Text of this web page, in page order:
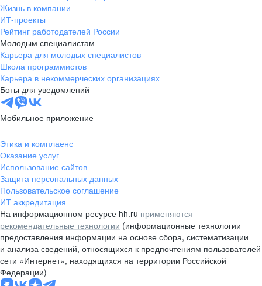
Жизнь в компании
ИТ-проекты
Рейтинг работодателей России
Молодым специалистам
Карьера для молодых специалистов
Школа программистов
Карьера в некоммерческих организациях
Боты для уведомлений
Мобильное приложение
Этика и комплаенс
Оказание услуг
Использование сайтов
Защита персональных данных
Пользовательское соглашение
ИТ аккредитация
На информационном ресурсе hh.ru применяются
рекомендательные технологии (информационные технологии
предоставления информации на основе сбора, систематизации
и анализа сведений, относящихся к предпочтениям пользователей
сети «Интернет», находящихся на территории Российской
Федерации)